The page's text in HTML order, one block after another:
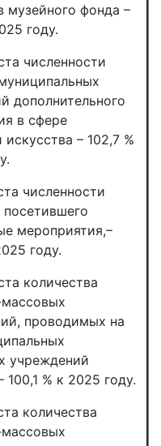
музейного фонда –
году.
численности
дополнительного
в сфере
искусства – 102,7 %
численности
посетившего
мероприятия,–
году.
количества
массовых
проводимых на
учреждений
100,1 % к 2025 году.
количества
массовых